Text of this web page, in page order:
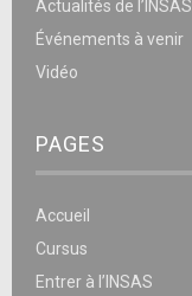
Actualités de l’INSAS
Événements à venir
Vidéo
PAGES
Accueil
Cursus
Entrer à l’INSAS